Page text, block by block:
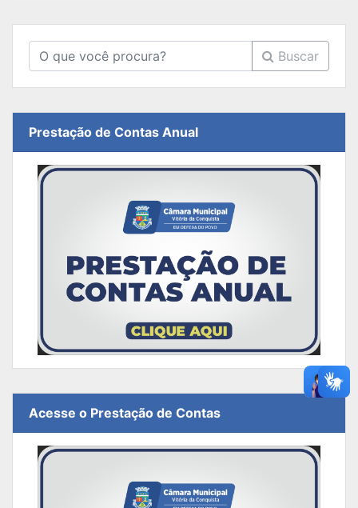
Buscar
Prestação de Contas Anual
Acesse o Prestação de Contas